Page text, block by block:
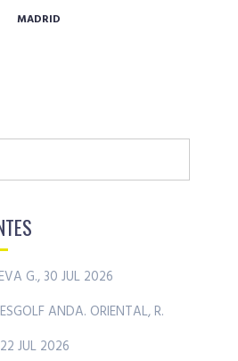
MADRID
G., 30 JUL 2026
ANDA. ORIENTAL, R.
JUL 2026